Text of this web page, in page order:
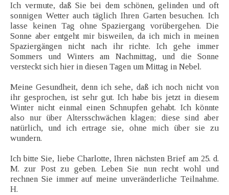
Ich vermute, daß Sie bei dem schönen, gelinden und oft
sonnigen Wetter auch täglich Ihren Garten besuchen. Ich
lasse keinen Tag ohne Spaziergang vorübergehen. Die
Sonne aber entgeht mir bisweilen, da ich mich in meinen
Spaziergängen nicht nach ihr richte. Ich gehe immer
Sommers und Winters am Nachmittag, und die Sonne
versteckt sich hier in diesen Tagen um Mittag in Nebel.
Meine Gesundheit, denn ich sehe, daß ich noch nicht von
ihr gesprochen, ist sehr gut. Ich habe bis jetzt in diesem
Winter nicht einmal einen Schnupfen gehabt. Ich könnte
also nur über Altersschwächen klagen; diese sind aber
natürlich, und ich ertrage sie, ohne mich über sie zu
wundern.
Ich bitte Sie, liebe Charlotte, Ihren nächsten Brief am 25. d.
M. zur Post zu geben. Leben Sie nun recht wohl und
rechnen Sie immer auf meine unveränderliche Teilnahme.
H.